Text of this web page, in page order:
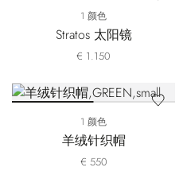
1 颜色
Stratos 太阳镜
€ 1.150
1 颜色
羊绒针织帽
€ 550